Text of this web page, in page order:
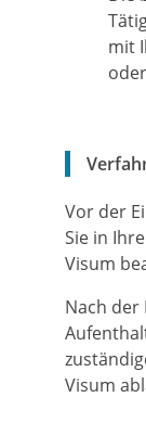
mit
Vor der
Sie in
Visum
Nach der
Visum